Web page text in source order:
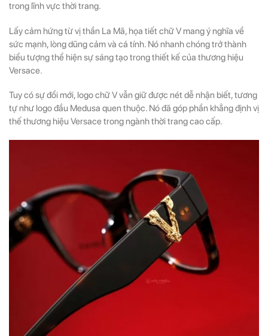
trong lĩnh vực thời trang.
Lấy cảm hứng từ vị thần La Mã, họa tiết chữ V mang ý nghĩa về
sức mạnh, lòng dũng cảm và cá tính. Nó nhanh chóng trở thành
biểu tượng thể hiện sự sáng tạo trong thiết kế của thương hiệu
Versace.
Tuy có sự đổi mới, logo chữ V vẫn giữ được nét dễ nhận biết, tương
tự như logo đầu Medusa quen thuộc. Nó đã góp phần khẳng định vị
thế thương hiệu Versace trong ngành thời trang cao cấp.